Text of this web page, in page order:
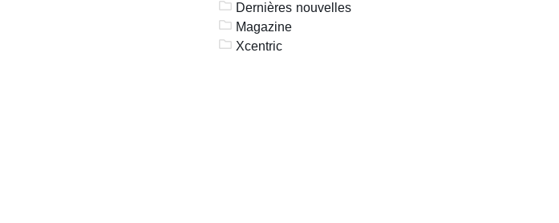
Dernières nouvelles
Magazine
Xcentric